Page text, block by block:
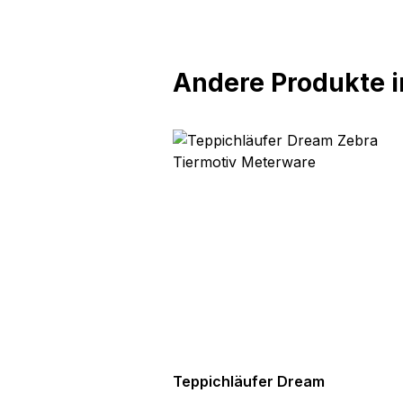
Andere Produkte
Teppichläufer Dream